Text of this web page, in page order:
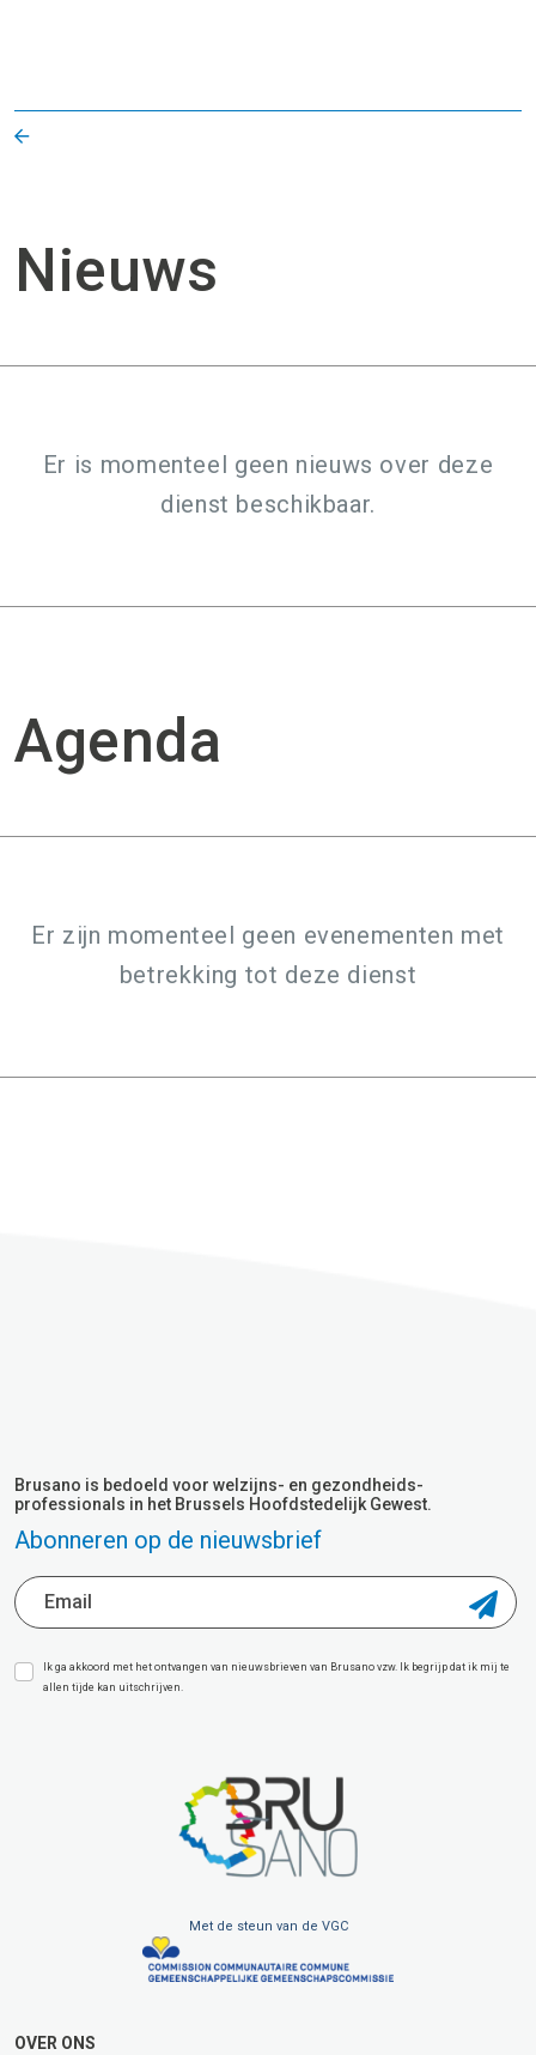
Nieuws
Er is momenteel geen nieuws over deze
dienst beschikbaar.
Agenda
Er zijn momenteel geen evenementen met
betrekking tot deze dienst
Brusano is bedoeld voor welzijns- en gezondheids-
professionals in het Brussels Hoofdstedelijk Gewest.
Abonneren op de nieuwsbrief
Ik ga akkoord met het ontvangen van nieuwsbrieven van Brusano vzw. Ik begrijp dat ik mij te
allen tijde kan uitschrijven.
Met de steun van de VGC
OVER ONS